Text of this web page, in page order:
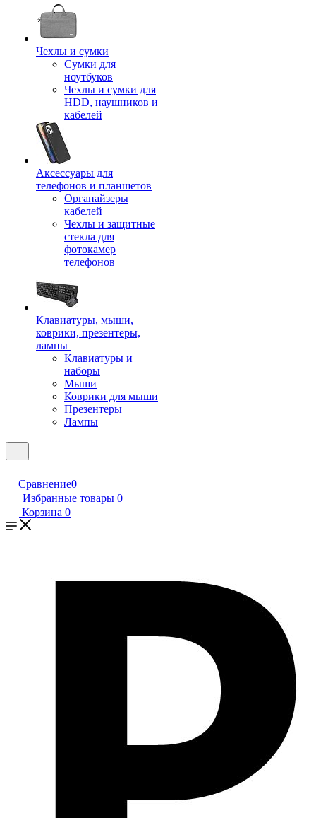
Чехлы и сумки
Сумки для
ноутбуков
Чехлы и сумки для
HDD, наушников и
кабелей
Аксессуары для
телефонов и планшетов
Органайзеры
кабелей
Чехлы и защитные
стекла для
фотокамер
телефонов
Клавиатуры, мыши,
коврики, презентеры,
лампы
Клавиатуры и
наборы
Мыши
Коврики для мыши
Презентеры
Лампы
Сравнение0
Избранные товары 0
Корзина 0